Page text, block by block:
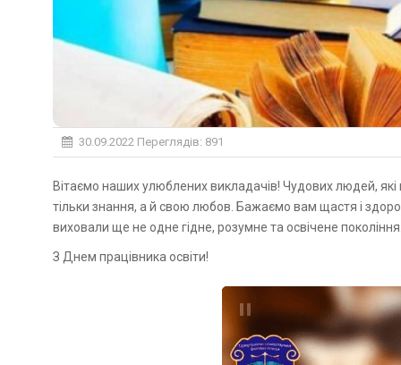
30.09.2022 Переглядів: 891
Вітаємо наших улюблених викладачів! Чудових людей, які присвятили свою роботу, все своє життя, подарували нам не
тільки знання, а й свою любов. Бажаємо вам щастя і
виховали ще не одне гідне, розумне та освічене
З Днем працівника освіти!